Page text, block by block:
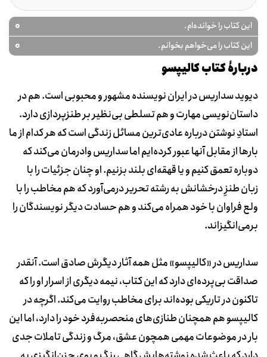
این کتاب را خوانده‌ام. 0
این کتاب را می‌خواهم بخوانم. 0
دربارۀ کتاب کالیپسو
دیوید سداریس در ایران نویسنده مشهور و محبوبی است. هم در
داستان‌نویسی مهارت و هم تسلطی بی‌نظیر بر طنزپردازی دارد.
استادِ نوشتن درباره عادی‌ترین مسائل زندگی است که هر کدام از ما
بارها از مقابل آنها عبور کرده‌ایم اما سداریس وادرمان می‌کند که
دوباره تعمق کنیم و یا قهقه‌ای بلند بزنیم. او چنان جزئیات را با
زبان طنزِ درخشانش به رشته تحریر درمی‌آورد که هم مخاطب را با
ولع فراوان با خود همراه می‌کند و هم حسادت دیگر نویسندگان را
برمی‌انگیزاند.
سداریس در «کالیپسو» مثل همه آثار دیگرش صادق است. آنقدر
صداقت‌ بی‌پرده‌ای دارد که این کتاب، نیمه دیگری از اسرار او را که
تاکنون در تاریکی بوده‌اند برای مخاطب روایت می‌کند. اگرچه در
کالیپسو هم همچنان طنازی‌های منحصر‌به‌فرد خود را دارد، اما این
بار در موضوعات مهمی همچون عشق، مرگ و زندگی تاملات جدی